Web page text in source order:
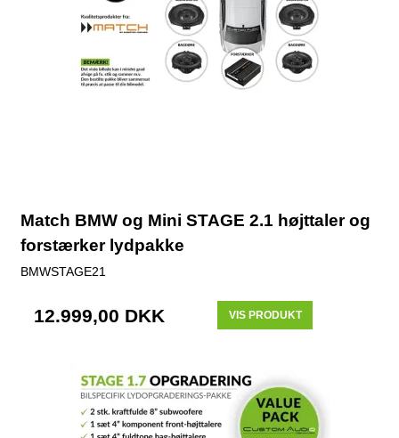
Match BMW og Mini STAGE 2.1 højttaler og
forstærker lydpakke
BMWSTAGE21
12.999,00 DKK VIS PRODUKT